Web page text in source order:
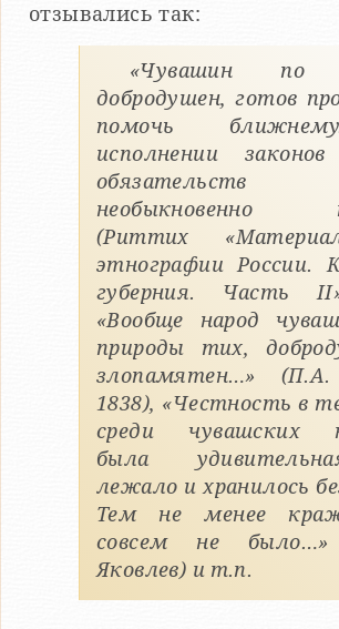
отзывались так:
«Чувашин по
добродушен, готов
помочь
исполнении
необыкновенно
(Риттих
этнографии России.
губерния. Часть
«Вообще народ
природы тих,
злопамятен…» (П.А.
1838), «Честность в
среди чувашских
была
лежало и хранилось
Тем не менее
совсем не
Яковлев) и т.п.